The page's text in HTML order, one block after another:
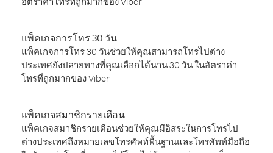
แพ็คเกจการโทร 30 วัน
แพ็คเกจการโทร 30 วันช่วยให้คุณสามารถโทรไปต่าง
ประเทศยังปลายทางที่คุณเลือกได้นาน 30 วัน ในอัตราค่า
โทรที่ถูกมากของ Viber
แพ็คเกจสมาชิกรายเดือน
แพ็คเกจสมาชิกรายเดือนช่วยให้คุณมีอิสระในการโทรไป
ต่างประเทศถึงหมายเลขโทรศัพท์พื้นฐานและโทรศัพท์มือถือ